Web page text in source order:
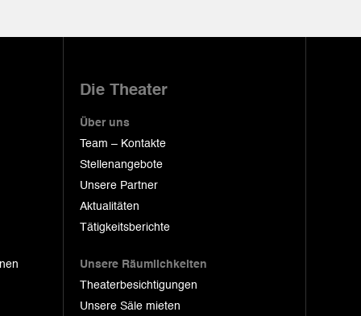
Die Theater
Über uns
Team – Kontakte
Stellenangebote
Unsere Partner
Aktualitäten
Tätigkeitsberichte
Unsere Räumlichkeiten
Theaterbesichtigungen
Unsere Säle mieten